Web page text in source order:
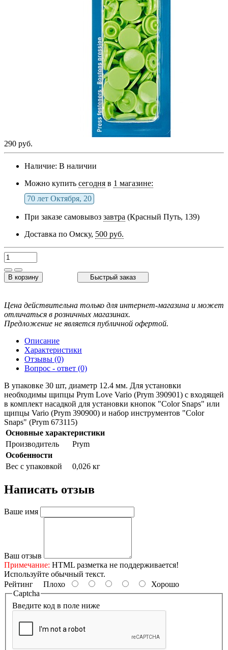
290 руб.
Наличие: В наличии
Можно купить сегодня в 1 магазине:
70 лет Октября, 20
При заказе самовывоз завтра (Красный Путь, 139)
Доставка по Омску, 500 руб.
В корзину Быстрый заказ
Цена действительна только для интернет-магазина и может
отличаться в розничных магазинах.
Предложение не является публичной офертой.
Описание
Характеристики
Отзывы (0)
Вопрос - ответ (0)
В упаковке 30 шт, диаметр 12.4 мм. Для установки
необходимы щипцы Prym Love Vario (Prym 390901) c входящей
в комплект насадкой для установки кнопок "Color Snaps" или
щипцы Vario (Prym 390900) и набор инструментов "Color
Snaps" (Prym 673115)
Основные характеристики
Производитель
Prym
Особенности
Вес с упаковкой
0,026 кг
Написать отзыв
Ваше имя
Ваш отзыв
Примечание: HTML разметка не поддерживается!
Используйте обычный текст.
Рейтинг Плохо
Хорошо
Captcha
Введите код в поле ниже